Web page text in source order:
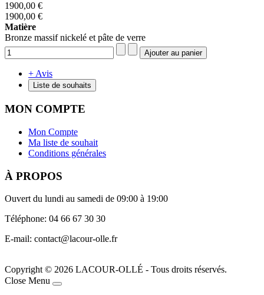
1900,00 €
1900,00 €
Matière
Bronze massif nickelé et pâte de verre
+ Avis
Liste de souhaits
MON COMPTE
Mon Compte
Ma liste de souhait
Conditions générales
À PROPOS
Ouvert du lundi au samedi de 09:00 à 19:00
Téléphone: 04 66 67 30 30
E-mail: contact@lacour-olle.fr
Copyright © 2026 LACOUR-OLLÉ - Tous droits réservés.
Joomla! 3 Templates
Close Menu